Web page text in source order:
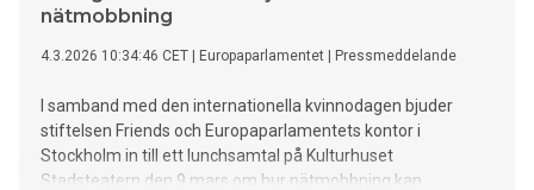
nätmobbning
4.3.2026 10:34:46 CET Europaparlamentet Pressmeddelande
I samband med den internationella kvinnodagen bjuder
stiftelsen Friends och Europaparlamentets kontor i
Stockholm in till ett lunchsamtal på Kulturhuset
Stadsteatern den 9 mars om hur nätmobbning kan